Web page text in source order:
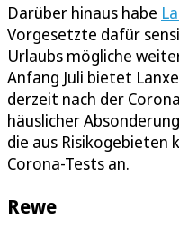
Darüber hinaus habe
Vorgesetzte dafür
Urlaubs mögliche
Anfang Juli bietet
derzeit nach der
häuslicher
die aus Risikogebieten
Corona-Tests an.
Rewe